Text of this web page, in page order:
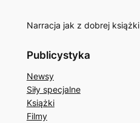
Narracja jak z dobrej książki
Publicystyka
Newsy
Siły specjalne
Książki
Filmy